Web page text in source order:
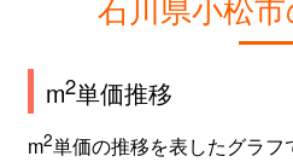
m2単価推移
m2単価の推移を表したグラフ